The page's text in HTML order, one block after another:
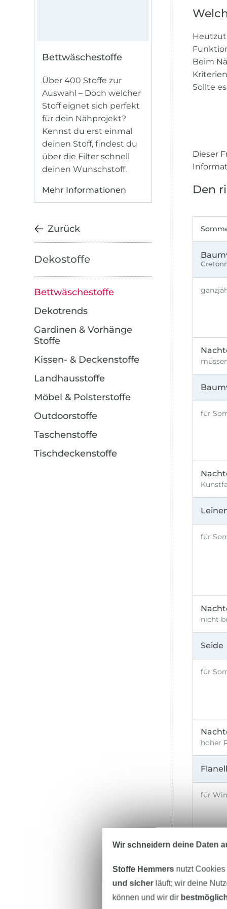
Bettwäschestoffe
Über 400 Stoffe zur
Auswahl – Doch welcher
Stoff eignet sich perfekt
für dein Nähprojekt?
Kennst du erst einmal
deinen Stoff, findest du
über die Filter schnell
deinen Wunschstoff.
Mehr Informationen
Zu den Produkten springen
Zurück
Dekostoffe
Bettwäschestoffe
Dekotrends
Gardinen & Vorhänge
Stoffe
Kissen- & Deckenstoffe
Landhausstoffe
Möbel & Polsterstoffe
Outdoorstoffe
Taschenstoffe
Tischdeckenstoffe
Beim
Sollte
Dieser
Den
für
für
nicht
Seide
für
hoher
Flanell
für
fusselt
Frottee
Wir schneidern deine Daten
Stoffe Hemmers nutzt
und sicherläuft; wir deine
können und wir dir